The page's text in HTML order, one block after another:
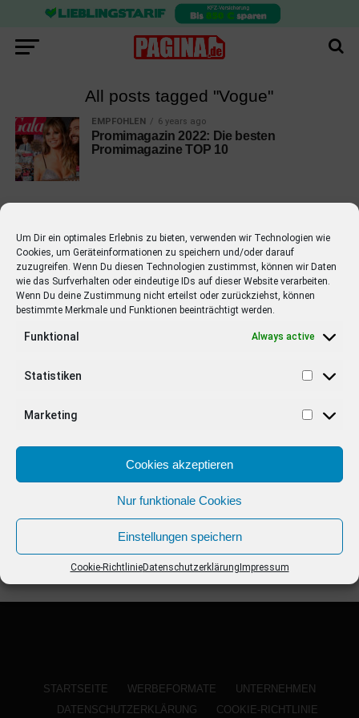
Um Dir ein optimales Erlebnis zu bieten, verwenden wir Technologien wie
Cookies, um Geräteinformationen zu speichern und/oder darauf
zuzugreifen. Wenn Du diesen Technologien zustimmst, können wir Daten
wie das Surfverhalten oder eindeutige IDs auf dieser Website verarbeiten.
Wenn Du deine Zustimmung nicht erteilst oder zurückziehst, können
bestimmte Merkmale und Funktionen beeinträchtigt werden.
Funktional Always active
Statistiken
Marketing
Cookies akzeptieren
Nur funktionale Cookies
Einstellungen speichern
Cookie-RichtlinieDatenschutzerklärung Impressum
All posts tagged "Vogue"
EMPFOHLEN 6 years ago
Promimagazin 2022: Die besten
Promimagazine TOP 10
EMPFOHLEN
STARS 4 years ago
Barbara Schöneberger Moderatorin
von “Verstehen Sie Spaß?”
STARTSEITE WERBEFORMATE
UNTERNEHMEN
DATENSCHUTZERKLÄRUNG
COOKIE-RICHTLINIE